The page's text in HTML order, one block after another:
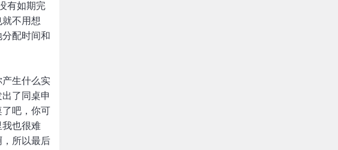
有如期完
不用想
配时间和
生什么实
了同桌申
吧，你可
我也很难
所以最后